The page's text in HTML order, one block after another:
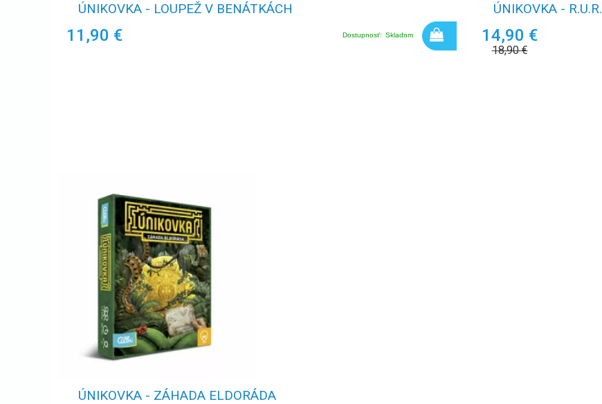
ÚNIKOVKA - LOUPEŽ V BENÁTKÁCH
11,90 € Dostupnosť: Skladom
ÚNIKOVKA - R.U.R.
14,90 €
18,90€
ÚNIKOVKA - ZÁHADA ELDORÁDA